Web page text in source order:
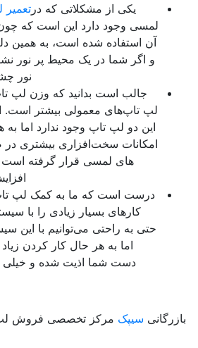
یکی از مشکلاتی که درتعمیر لپ
لمسی وجود دارد این است که چون
آن استفاده شده است، به همین دلیل
و اگر شما در یک محیط پر نور نشسته
نور چشم
جالب است بدانید که وزن لپ تاپ‌
لپ تاپ‌های معمولی بیشتر است.
این دو لپ تاپ وجود ندارد اما به هر
امکانات سخت‌افزاری بیشتری در
های لمسی قرار گرفته است و
افزایش
درست است که ما به کمک لپ تاپ‌
کار‌های بسیار زیادی را با سیستم
حتی به راحتی می‌توانیم با این
اما به هر حال کار کردن زیاد
دست شما اذیت شده و خیلی زود
سیپکمرکز تخصصی فروش لپ